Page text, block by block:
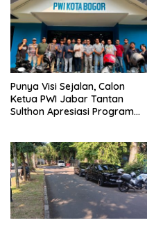
Punya Visi Sejalan, Calon
Ketua PWI Jabar Tantan
Sulthon Apresiasi Program